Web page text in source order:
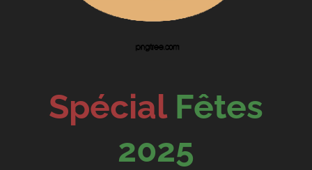
Spécial Fêtes
2025